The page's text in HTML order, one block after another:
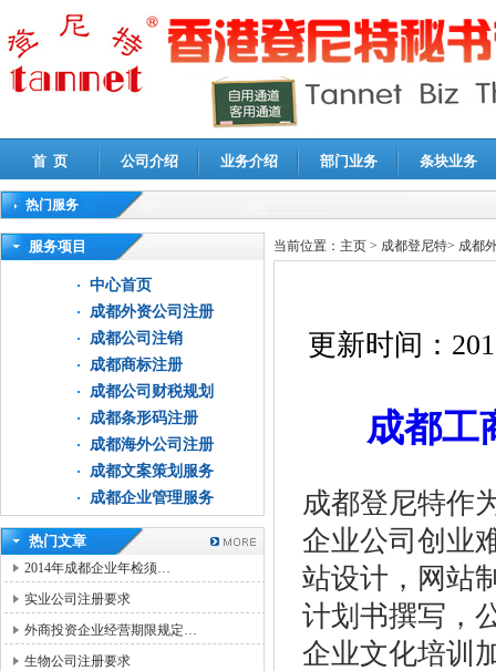
首 页 公司介绍 业务介绍 部门业务 条块业务
热门服务
高新技术企业认定审计|企业所得税汇算清缴申报鉴证
服务项目
中心首页
成都外资公司注册
成都公司注销
成都商标注册
成都公司财税规划
成都条形码注册
成都海外公司注册
成都文案策划服务
成都企业管理服务
热门文章
2014年成都企业年检须…
实业公司注册要求
外商投资企业经营期限规定…
生物公司注册要求
当前位置： 主页 > 成都登尼特> 成都
更新时间：
成都工
成都登尼特作
企业公司创业
站设计，网站
计划书撰写，
企业文化培训